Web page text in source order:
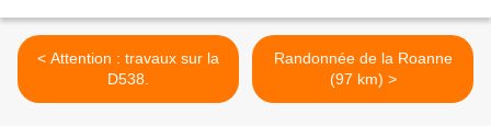
< Attention : travaux sur la
D538.
Randonnée de la Roanne
(97 km) >